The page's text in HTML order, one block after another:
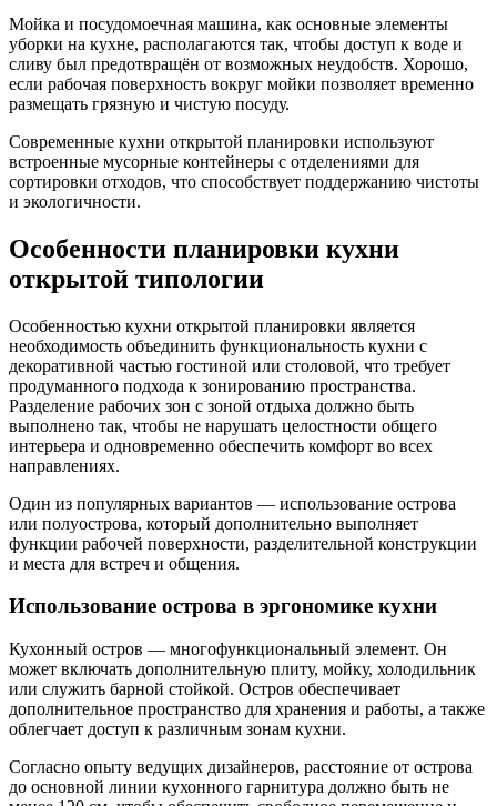
Мойка и посудомоечная машина, как основные элементы
уборки на кухне, располагаются так, чтобы доступ к воде и
сливу был предотвращён от возможных неудобств. Хорошо,
если рабочая поверхность вокруг мойки позволяет временно
размещать грязную и чистую посуду.
Современные кухни открытой планировки используют
встроенные мусорные контейнеры с отделениями для
сортировки отходов, что способствует поддержанию чистоты
и экологичности.
Особенности планировки кухни
открытой типологии
Особенностью кухни открытой планировки является
необходимость объединить функциональность кухни с
декоративной частью гостиной или столовой, что требует
продуманного подхода к зонированию пространства.
Разделение рабочих зон с зоной отдыха должно быть
выполнено так, чтобы не нарушать целостности общего
интерьера и одновременно обеспечить комфорт во всех
направлениях.
Один из популярных вариантов — использование острова
или полуострова, который дополнительно выполняет
функции рабочей поверхности, разделительной конструкции
и места для встреч и общения.
Использование острова в эргономике кухни
Кухонный остров — многофункциональный элемент. Он
может включать дополнительную плиту, мойку, холодильник
или служить барной стойкой. Остров обеспечивает
дополнительное пространство для хранения и работы, а также
облегчает доступ к различным зонам кухни.
Согласно опыту ведущих дизайнеров, расстояние от острова
до основной линии кухонного гарнитура должно быть не